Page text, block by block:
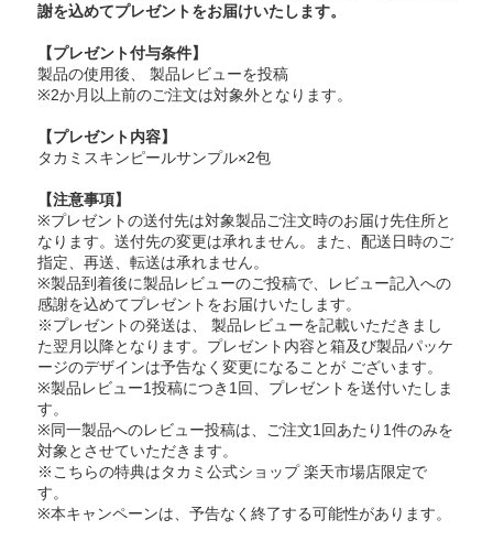
謝を込めてプレゼントをお届けいたします。
【プレゼント付与条件】
製品の使用後、 製品レビューを投稿
※2か月以上前のご注文は対象外となります。
【プレゼント内容】
タカミスキンピールサンプル×2包
【注意事項】
※プレゼントの送付先は対象製品ご注文時のお届け先住所と
なります。送付先の変更は承れません。また、配送日時のご
指定、再送、転送は承れません。
※製品到着後に製品レビューのご投稿で、レビュー記入への
感謝を込めてプレゼントをお届けいたします。
※プレゼントの発送は、 製品レビューを記載いただきまし
た翌月以降となります。プレゼント内容と箱及び製品パッケ
ージのデザインは予告なく変更になることが ございます。
※製品レビュー1投稿につき1回、プレゼントを送付いたしま
す。
※同一製品へのレビュー投稿は、ご注文1回あたり1件のみを
対象とさせていただきます。
※こちらの特典はタカミ公式ショップ 楽天市場店限定で
す。
※本キャンペーンは、予告なく終了する可能性があります。